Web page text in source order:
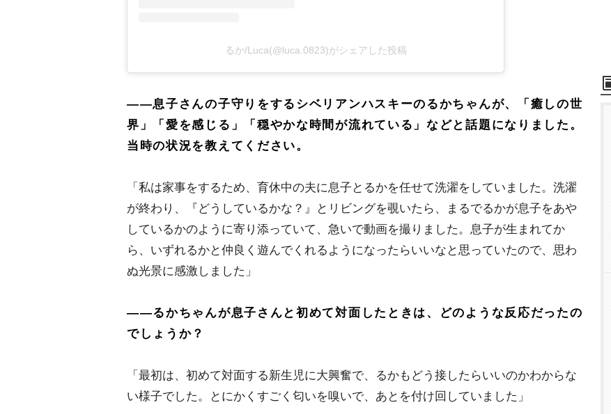
るか/Luca(@luca.0823)がシェアした投稿
――息子さんの子守りをするシベリアンハスキーのるかちゃんが、「癒しの世
界」「愛を感じる」「穏やかな時間が流れている」などと話題になりました。
当時の状況を教えてください。
「私は家事をするため、育休中の夫に息子とるかを任せて洗濯をしていました。洗濯
が終わり、『どうしているかな？』とリビングを覗いたら、まるでるかが息子をあ
しているかのように寄り添っていて、急いで動画を撮りました。息子が生まれてか
ら、いずれるかと仲良く遊んでくれるようになったらいいなと思っていたので、思わ
ぬ光景に感激しました」
――るかちゃんが息子さんと初めて対面したときは、どのような反応だったの
でしょうか？
「最初は、初めて対面する新生児に大興奮で、るかもどう接したらいいのかわからな
い様子でした。とにかくすごく匂いを嗅いで、あとを付け回していました」